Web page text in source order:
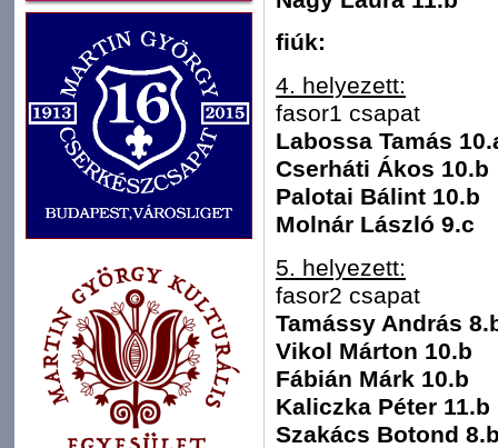
fiúk:
4. helyezett:
fasor1 csapat
Labossa Tamás
Cserháti Ákos 10.b
Palotai Bálint 10.b
Molnár László 9.c
5. helyezett:
fasor2 csapat
Tamássy András
Vikol Márton 10.b
Fábián Márk 10.b
Kaliczka Péter 11.b
Szakács Botond